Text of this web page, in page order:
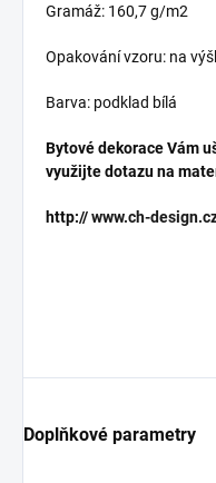
Gramáž: 160,7 g/m2
Opakování vzoru: na
Barva: podklad bílá
Bytové dekorace Vám
využijte dotazu na
http://www.ch-
Doplňkové parametry